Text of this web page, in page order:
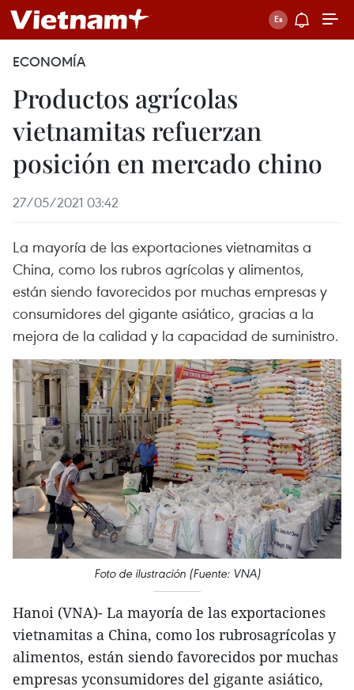
ECONOMÍA
Productos agrícolas
vietnamitas refuerzan
posición en mercado chino
27/05/2021 03:42
La mayoría de las exportaciones vietnamitas a
China, como los rubros agrícolas y alimentos,
están siendo favorecidos por muchas empresas y
consumidores del gigante asiático, gracias a la
mejora de la calidad y la capacidad de suministro.
Foto de ilustración (Fuente: VNA)
Hanoi (VNA)- La mayoría de las exportaciones
vietnamitas a China, como los rubrosagrícolas y
alimentos, están siendo favorecidos por muchas
empresas yconsumidores del gigante asiático,